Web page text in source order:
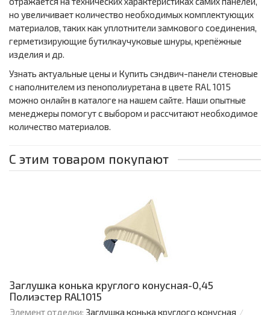
но увеличивает количество необходимых комплектующих
материалов, таких как уплотнители замкового соединения,
герметизирующие бутилкаучуковые шнуры, крепёжные
изделия и др.
Узнать актуальные цены и Купить сэндвич-панели стеновые
с наполнителем из пенополиуретана в цвете RAL 1015
можно онлайн в каталоге на нашем сайте. Наши опытные
менеджеры помогут с выбором и рассчитают необходимое
количество материалов.
С этим товаром покупают
Заглушка конька круглого конусная-0,45
Полиэстер RAL1015
Элемент отделки: Заглушка конька круглого конусная